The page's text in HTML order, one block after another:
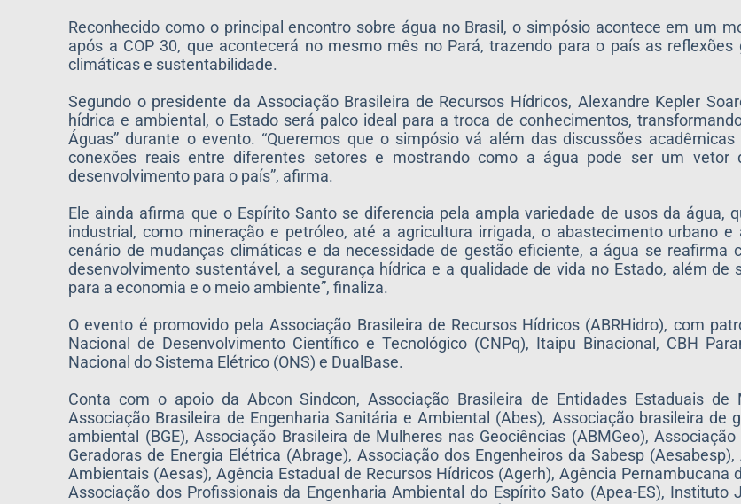
Reconhecido como o principal encontro sobre água no Brasil, o simpósio acontece em um
após a COP 30, que acontecerá no mesmo mês no Pará, trazendo para o país as reflexões
climáticas e sustentabilidade.
Segundo o presidente da Associação Brasileira de Recursos Hídricos, Alexandre Kepler
hídrica e ambiental, o Estado será palco ideal para a troca de conhecimentos,
Águas” durante o evento. “Queremos que o simpósio vá além das discussões
conexões reais entre diferentes setores e mostrando como a água pode ser um vetor
desenvolvimento para o país”, afirma.
Ele ainda afirma que o Espírito Santo se diferencia pela ampla variedade de usos da água,
industrial, como mineração e petróleo, até a agricultura irrigada, o abastecimento urbano e
cenário de mudanças climáticas e da necessidade de gestão eficiente, a água se reafirma
desenvolvimento sustentável, a segurança hídrica e a qualidade de vida no Estado, além de
para a economia e o meio ambiente”, finaliza.
O evento é promovido pela Associação Brasileira de Recursos Hídricos (ABRHidro), com
Nacional de Desenvolvimento Científico e Tecnológico (CNPq), Itaipu Binacional, CBH
Nacional do Sistema Elétrico (ONS) e DualBase.
Conta com o apoio da Abcon Sindcon, Associação Brasileira de Entidades Estaduais de
Associação Brasileira de Engenharia Sanitária e Ambiental (Abes), Associação brasileira de
ambiental (BGE), Associação Brasileira de Mulheres nas Geociências (ABMGeo),
Geradoras de Energia Elétrica (Abrage), Associação dos Engenheiros da Sabesp
Ambientais (Aesas), Agência Estadual de Recursos Hídricos (Agerh), Agência Pernambucana
Associação dos Profissionais da Engenharia Ambiental do Espírito Sato (Apea-ES), Instituto